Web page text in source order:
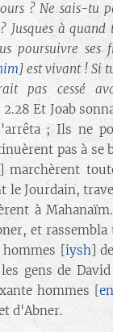
? Ne sais-tu
Jusques à
poursuivre ses
]est vivant ! Si
pas cessé
2.28 Et Joab
; Ils ne
pas à se
] marchèrent
le Jourdain,
à
et
[iysh]
gens de
hommes [
d'Abner.